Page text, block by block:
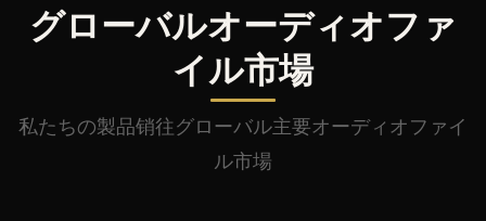
グローバルオーディオファ
イル市場
私たちの製品销往グローバル主要オーディオファイ
ル市場